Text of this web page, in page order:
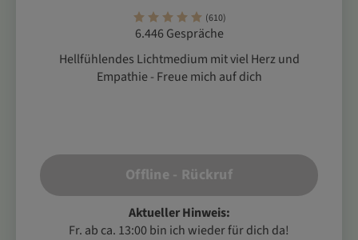
(610)
6.446 Gespräche
Hellfühlendes Lichtmedium mit viel Herz und
Empathie - Freue mich auf dich
Offline - Rückruf
Aktueller Hinweis:
Fr. ab ca. 13:00 bin ich wieder für dich da!